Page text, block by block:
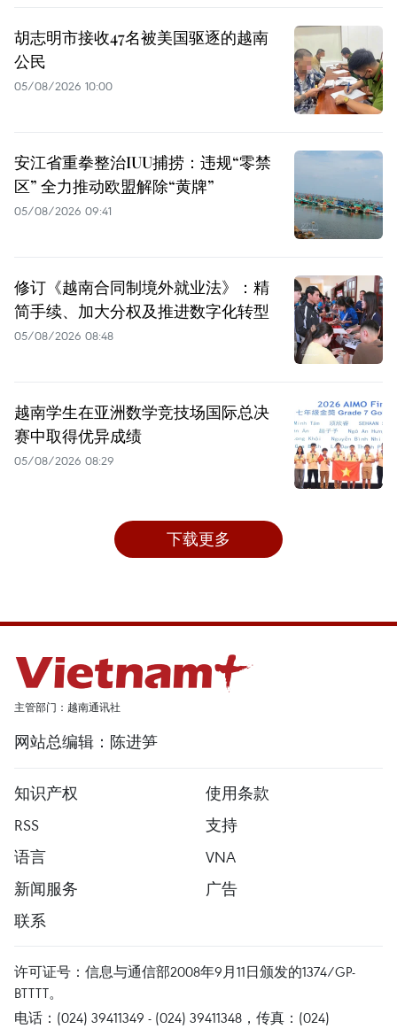
胡志明市接收47名被美国驱逐的越南
公民
05/08/2026 10:00
安江省重拳整治IUU捕捞：违规“零禁
区” 全力推动欧盟解除“黄牌”
05/08/2026 09:41
修订《越南合同制境外就业法》：精
简手续、加大分权及推进数字化转型
05/08/2026 08:48
越南学生在亚洲数学竞技场国际总决
赛中取得优异成绩
05/08/2026 08:29
下载更多
主管部门：越南通讯社
网站总编辑：陈进笋
知识产权
使用条款
RSS
支持
语言
VNA
新闻服务
广告
联系
许可证号：信息与通信部2008年9月11日颁发的1374/GP-
BTTTT。
电话：(024) 39411349 - (024) 39411348，传真：(024)